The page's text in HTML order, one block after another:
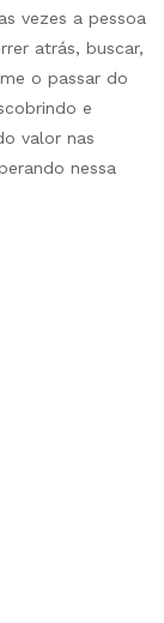
vezes a pessoa
atrás, buscar,
o passar do
e
valor nas
nessa